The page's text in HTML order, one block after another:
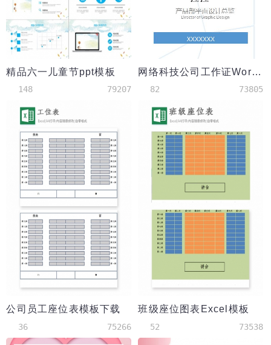
精品六一儿童节ppt模板
148 79207
网络科技公司工作证Word模板
82 73805
公司员工座位表模板下载
36 75266
班级座位图表Excel模板
52 73538